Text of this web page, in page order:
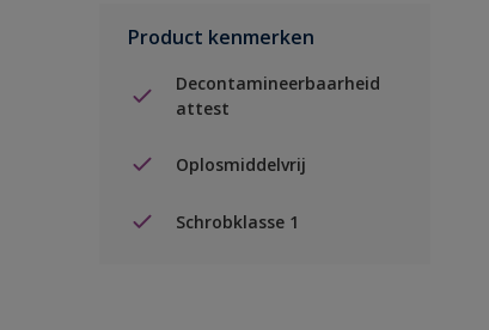
Product kenmerken
Decontamineerbaarheid
attest
Oplosmiddelvrij
Schrobklasse 1